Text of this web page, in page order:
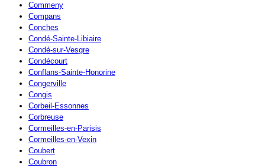
Commeny
Compans
Conches
Condé-Sainte-Libiaire
Condé-sur-Vesgre
Condécourt
Conflans-Sainte-Honorine
Congerville
Congis
Corbeil-Essonnes
Corbreuse
Cormeilles-en-Parisis
Cormeilles-en-Vexin
Coubert
Coubron